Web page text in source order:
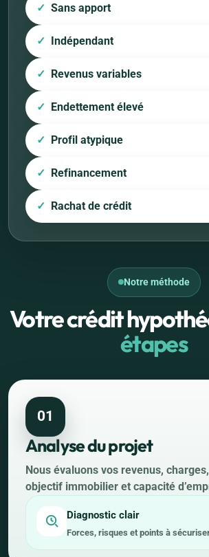
Sans apport
Indépendant
Revenus variables
Endettement élevé
Profil atypique
Refinancement
Rachat de crédit
Notre méthode
Votre crédit
étapes
01
Analyse du projet
Nous évaluons vos revenus,
objectif immobilier et capacité
Diagnostic clair
Forces, risques et points à